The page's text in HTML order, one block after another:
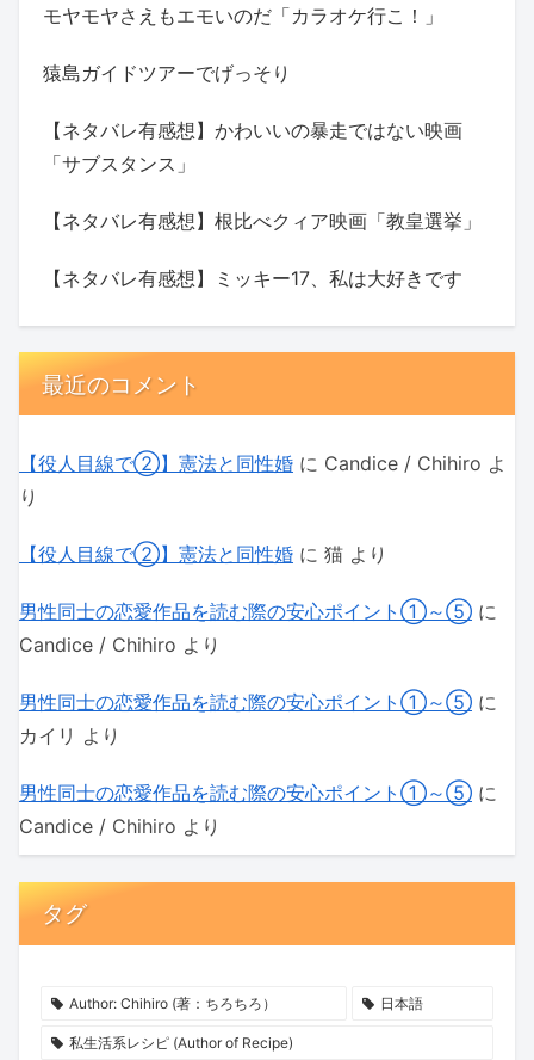
モヤモヤさえもエモいのだ「カラオケ行こ！」
猿島ガイドツアーでげっそり
【ネタバレ有感想】かわいいの暴走ではない映画
「サブスタンス」
【ネタバレ有感想】根比べクィア映画「教皇選挙」
【ネタバレ有感想】ミッキー17、私は大好きです
最近のコメント
【役人目線で②】憲法と同性婚 に Candice / Chihiro よ
り
【役人目線で②】憲法と同性婚 に 猫 より
男性同士の恋愛作品を読む際の安心ポイント①～⑤ に
Candice / Chihiro より
男性同士の恋愛作品を読む際の安心ポイント①～⑤ に
カイリ より
男性同士の恋愛作品を読む際の安心ポイント①～⑤ に
Candice / Chihiro より
タグ
Author: Chihiro (著：ちろちろ） 日本語
私生活系レシピ (Author of Recipe)